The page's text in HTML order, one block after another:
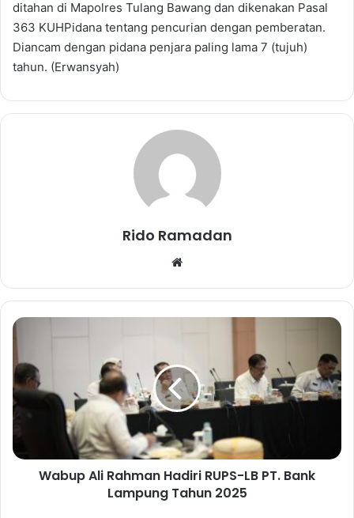
ditahan di Mapolres Tulang Bawang dan dikenakan Pasal
363 KUHPidana tentang pencurian dengan pemberatan.
Diancam dengan pidana penjara paling lama 7 (tujuh)
tahun. (Erwansyah)
Rido Ramadan
te
W
u
p
A
l
R
Wabup Ali Rahman Hadiri RUPS-LB PT. Bank
Lampung Tahun 2025